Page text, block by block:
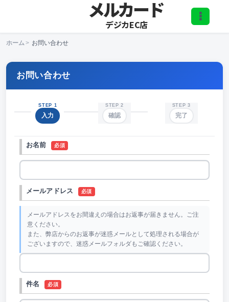
メルカード
デジカEC店
ホーム> お問い合わせ
お問い合わせ
STEP 1
入力
STEP 2
確認
STEP 3
完了
お名前 必須
メールアドレス 必須
メールアドレスをお間違えの場合はお返事が届きません。ご注
意ください。
また、弊店からのお返事が迷惑メールとして処理される場合が
ございますので、迷惑メールフォルダもご確認ください。
件名 必須